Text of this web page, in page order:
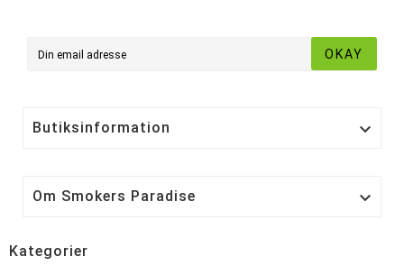
OKAY
Butiksinformation 
Om Smokers Paradise 
Kategorier